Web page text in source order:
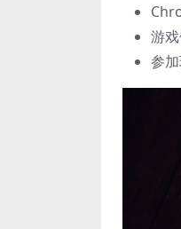
游
参